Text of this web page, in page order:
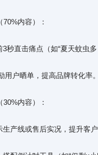
70%内容）：
3秒直击痛点（如“夏天蚊虫
用户晒单，提高品牌转化率
30%内容）：
生产线或售后实况，提升客